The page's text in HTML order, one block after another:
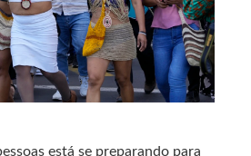
está se preparando para